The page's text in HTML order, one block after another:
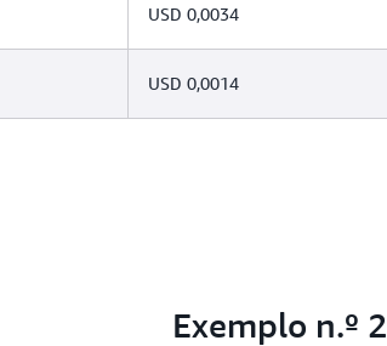
USD 0,0034
USD 0,0014
Exemplo n.º 2